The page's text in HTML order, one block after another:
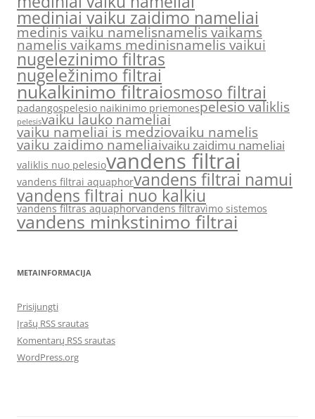
mediniai vaiku zaidimo nameliai
medinis vaiku namelisnamelis vaikams
namelis vaikams medinisnamelis vaikui
nugelezinimo filtras
nugeležinimo filtrai
nukalkinimo filtraiosmoso filtrai
padangospelesio naikinimo priemonespelesio valiklis
pelesisvaiku lauko nameliai
vaiku nameliai is medziovaiku namelis
vaiku zaidimo nameliaivaiku zaidimu nameliai
valiklis nuo pelesiovandens filtrai
vandens filtrai aquaphorvandens filtrai namui
vandens filtrai nuo kalkiu
vandens filtras aquaphorvandens filtravimo sistemos
vandens minkstinimo filtrai
METAINFORMACIJA
Prisijungti
Įrašų RSS srautas
Komentarų RSS srautas
WordPress.org